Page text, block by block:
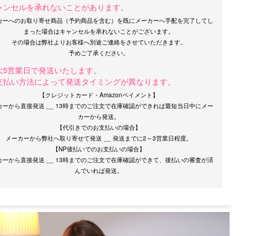
セルを承れないことがあります。
ーへのお取り寄せ商品（予約商品を含む）を既にメーカーへ手配を完了してし
まった場合はキャンセルを承れないことがございます。
その場合は弊社よりお客様へ別途ご連絡をさせていただきます。
営業日で発送いたします。
い方法によって発送タイミングが異なります。
【クレジットカード・Amazonペイメント】
ーから直接発送 __ 13時までのご注文で在庫確認ができれば最短当日中にメー
カーから発送。
【代引きでのお支払いの場合】
メーカーから弊社へ取り寄せて発送 __ 発送までに2～3営業日程度。
【NP後払いでのお支払いの場合】
ーから直接発送 __ 13時までのご注文で在庫確認ができて、後払いの審査が済